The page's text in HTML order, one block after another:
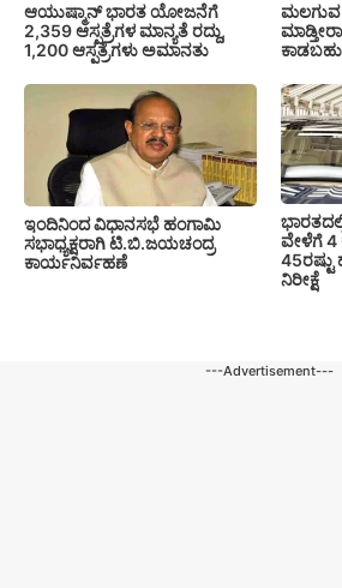
ಆಯುಷ್ಮಾನ್ ಭಾರತ ಯೋಜನೆಗೆ
2,359 ಆಸ್ಪತ್ರೆಗಳ ಮಾನ್ಯತೆ ರದ್ದು,
1,200 ಆಸ್ಪತ್ರೆಗಳು ಅಮಾನತು
ಮಲಗುವ
ಇಂದಿನಿಂದ ವಿಧಾನಸಭೆ ಹಂಗಾಮಿ
ಸಭಾಧ್ಯಕ್ಷರಾಗಿ ಟಿ.ಬಿ.ಜಯಚಂದ್ರ
ಕಾರ್ಯನಿರ್ವಹಣೆ
ವೇಳೆಗೆ 4
ನಿರೀಕ್ಷೆ
---Advertisement---